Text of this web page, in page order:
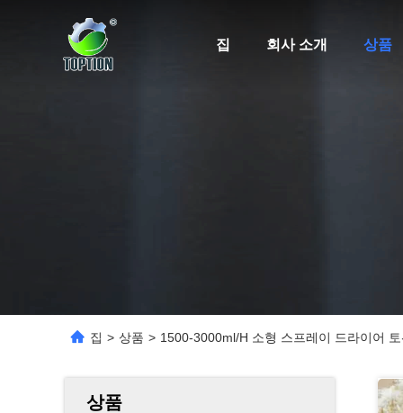
집 회사 소개 상품
집 > 상품 > 1500-3000ml/H 소형 스프레이 드라이어
상품